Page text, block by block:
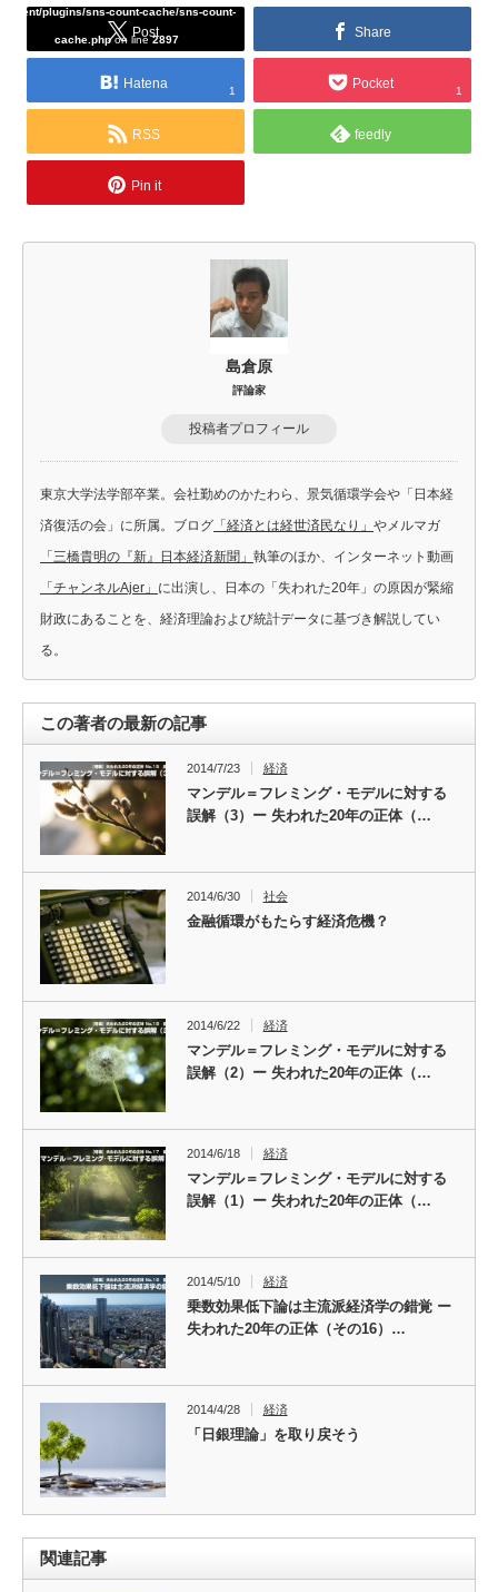
Post
plugins/sns-count-cache/sns-count-
cache.phpon line2897 Share
Hatena 1 Pocket 1
RSS feedly
Pin it
島倉原
評論家
投稿者プロフィール
東京大学法学部卒業。会社勤めのかたわら、景気循環学会や「日本経
済復活の会」に所属。ブログ 「経済とは経世済民なり」 やメルマガ
「三橋貴明の『新』日本経済新聞」 執筆のほか、インターネット動画
「チャンネルAjer」 に出演し、日本の「失われた20年」の原因が緊縮
財政にあることを、経済理論および統計データに基づき解説してい
る。
この著者の最新の記事
2014/7/23 経済
マンデル＝フレミング・モデルに対する
誤解（3）ー 失われた20年の正体（…
2014/6/30 社会
金融循環がもたらす経済危機？
2014/6/22 経済
マンデル＝フレミング・モデルに対する
誤解（2）ー 失われた20年の正体（…
2014/6/18 経済
マンデル＝フレミング・モデルに対する
誤解（1）ー 失われた20年の正体（…
2014/5/10 経済
乗数効果低下論は主流派経済学の錯覚 ー
失われた20年の正体（その16）…
2014/4/28 経済
「日銀理論」を取り戻そう
関連記事